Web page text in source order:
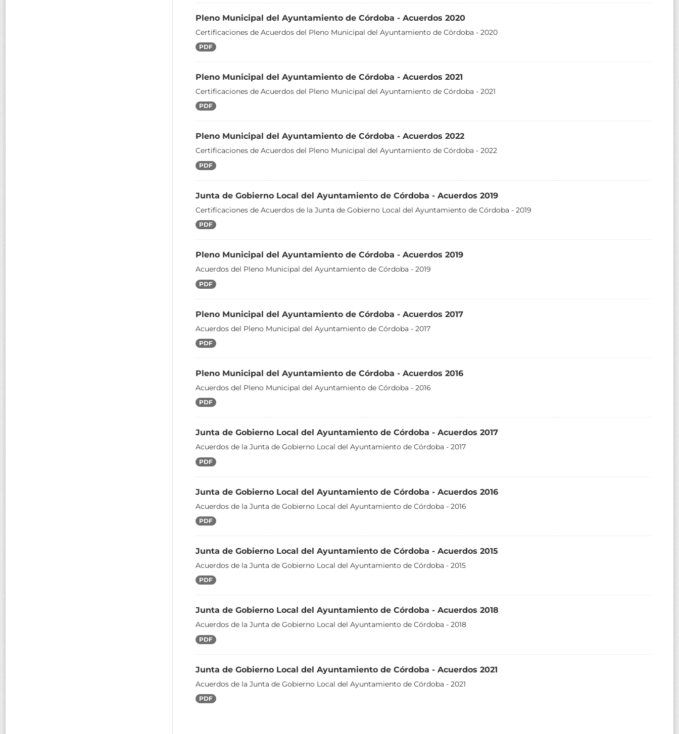
Pleno Municipal del Ayuntamiento de Córdoba - Acuerdos 2020
Certificaciones de Acuerdos del Pleno Municipal del Ayuntamiento de Córdoba - 2020
PDF
Pleno Municipal del Ayuntamiento de Córdoba - Acuerdos 2021
Certificaciones de Acuerdos del Pleno Municipal del Ayuntamiento de Córdoba - 2021
PDF
Pleno Municipal del Ayuntamiento de Córdoba - Acuerdos 2022
Certificaciones de Acuerdos del Pleno Municipal del Ayuntamiento de Córdoba - 2022
PDF
Junta de Gobierno Local del Ayuntamiento de Córdoba - Acuerdos 2019
Certificaciones de Acuerdos de la Junta de Gobierno Local del Ayuntamiento de Córdoba - 2019
PDF
Pleno Municipal del Ayuntamiento de Córdoba - Acuerdos 2019
Acuerdos del Pleno Municipal del Ayuntamiento de Córdoba - 2019
PDF
Pleno Municipal del Ayuntamiento de Córdoba - Acuerdos 2017
Acuerdos del Pleno Municipal del Ayuntamiento de Córdoba - 2017
PDF
Pleno Municipal del Ayuntamiento de Córdoba - Acuerdos 2016
Acuerdos del Pleno Municipal del Ayuntamiento de Córdoba - 2016
PDF
Junta de Gobierno Local del Ayuntamiento de Córdoba - Acuerdos 2017
Acuerdos de la Junta de Gobierno Local del Ayuntamiento de Córdoba - 2017
PDF
Junta de Gobierno Local del Ayuntamiento de Córdoba - Acuerdos 2016
Acuerdos de la Junta de Gobierno Local del Ayuntamiento de Córdoba - 2016
PDF
Junta de Gobierno Local del Ayuntamiento de Córdoba - Acuerdos 2015
Acuerdos de la Junta de Gobierno Local del Ayuntamiento de Córdoba - 2015
PDF
Junta de Gobierno Local del Ayuntamiento de Córdoba - Acuerdos 2018
Acuerdos de la Junta de Gobierno Local del Ayuntamiento de Córdoba - 2018
PDF
Junta de Gobierno Local del Ayuntamiento de Córdoba - Acuerdos 2021
Acuerdos de la Junta de Gobierno Local del Ayuntamiento de Córdoba - 2021
PDF